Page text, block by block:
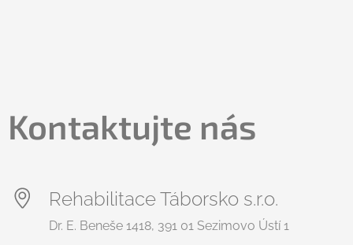
Kontaktujte nás
Rehabilitace Táborsko s.r.o.
Dr. E. Beneše 1418, 391 01 Sezimovo Ústí 1